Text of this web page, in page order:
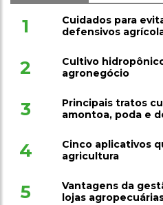
1
Cuidados para
defensivos
2
Cultivo
agronegócio
3
Principais tratos
amontoa, poda e
4
Cinco aplicativos
agricultura
5
Vantagens da
lojas